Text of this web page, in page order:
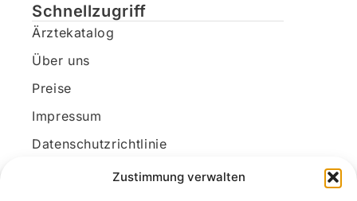
Zustimmung verwalten
Schnellzugriff
Ärztekatalog
Über uns
Preise
Impressum
Datenschutzrichtlinie
Kundenkonto